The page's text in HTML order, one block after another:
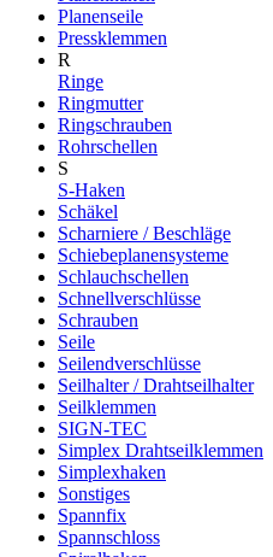
Planenseile
Pressklemmen
R
Ringe
Ringmutter
Ringschrauben
Rohrschellen
S
S-Haken
Schäkel
Scharniere / Beschläge
Schiebeplanensysteme
Schlauchschellen
Schnellverschlüsse
Schrauben
Seile
Seilendverschlüsse
Seilhalter / Drahtseilhalter
Seilklemmen
SIGN-TEC
Simplex Drahtseilklemmen
Simplexhaken
Sonstiges
Spannfix
Spannschloss